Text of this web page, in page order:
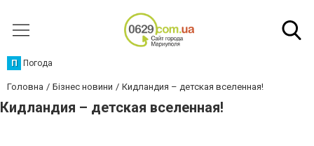
П Погода
Головна Бізнес новини Кидландия – детская вселенная!
Кидландия – детская вселенная!